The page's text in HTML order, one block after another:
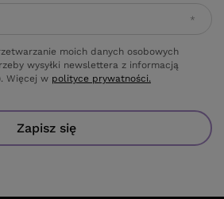
moich danych osobowych
wysyłki newslettera z informacją
Więcej w polityce prywatności.
Zapisz się